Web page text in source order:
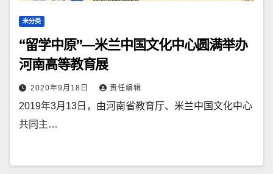
未分类
“留学中原”—米兰中国文化中心圆满举办
河南高等教育展
2020年9月18日 责任编辑
2019年3月13日，由河南省教育厅、米兰中国文化中心
共同主…